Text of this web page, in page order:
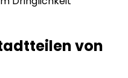
von